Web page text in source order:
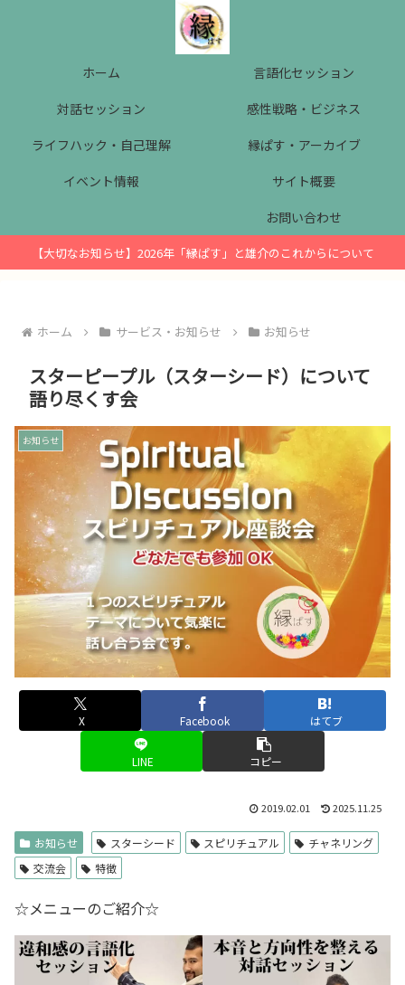
ホーム
言語化セッション
対話セッション
感性戦略・ビジネス
ライフハック・自己理解
縁ぱす・アーカイブ
イベント情報
サイト概要
お問い合わせ
【大切なお知らせ】2026年「縁ぱす」と雄介のこれからについて
ホーム サービス・お知らせ お知らせ
スターピープル（スターシード）について
語り尽くす会
お知らせ
X Facebook はてブ
LINE コピー
2019.02.01 2025.11.25
お知らせ スターシード スピリチュアル
チャネリング
交流会
特徴
☆メニューのご紹介☆